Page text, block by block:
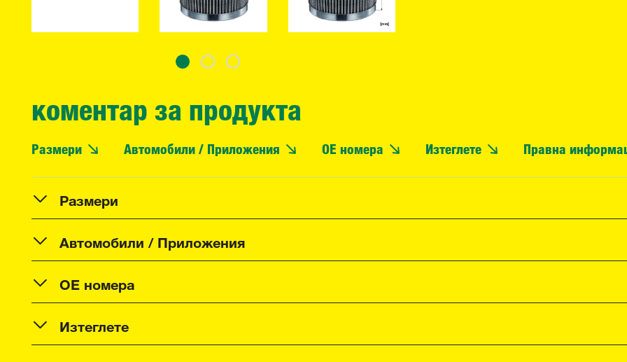
коментар за продукта
Размери Автомобили / Приложения OE номера Изтеглете Правна
Размери
Автомобили / Приложения
OE номера
Изтеглете